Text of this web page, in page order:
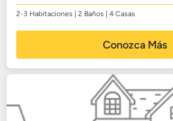
2-3 Habitaciones | 2 Baños | 4 Casas
Conozca Más